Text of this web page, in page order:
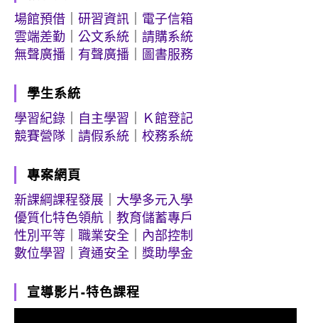
場館預借
研習資訊
電子信箱
雲端差勤
公文系統
請購系統
無聲廣播
有聲廣播 圖書服務
學生系統
學習紀錄
自主學習
Ｋ館登記
競賽營隊
請假系統 校務系統
專案網頁
新課綱課程發展
大學多元入學
優質化特色領航
教育儲蓄專戶
性別平等
職業安全
內部控制
數位學習
資通安全 獎助學金
宣導影片-特色課程